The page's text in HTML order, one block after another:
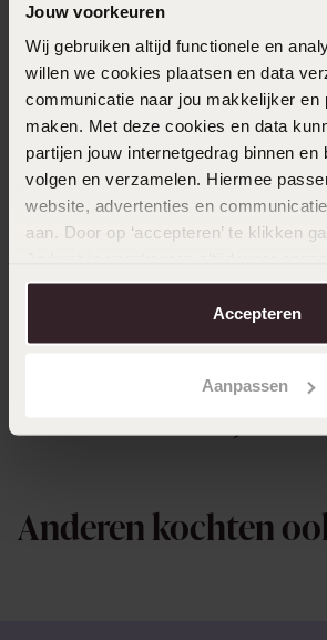
Jouw voorkeuren
Wij gebruiken altijd functionele en
willen we cookies plaatsen en data
communicatie naar jou makkelijker en
maken. Met deze cookies en data
partijen jouw internetgedrag binnen en
volgen en verzamelen. Hiermee
website, advertenties en
aan. Door op ‘accepteren’ te klikken
over in onscookiebeleid.
Accepteren
Aanpassen
26-12-2024 - Astrid P.
12-08-2023 - Koos M.
Mooi artikel blijft mooi
Anderen kochten